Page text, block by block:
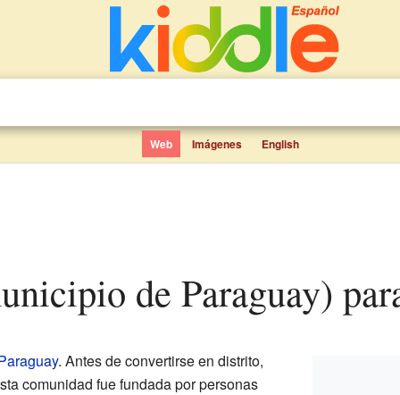
Web Imágenes English
de Paraguay)
. Antes de convertirse en distrito,
comunidad fue fundada por personas